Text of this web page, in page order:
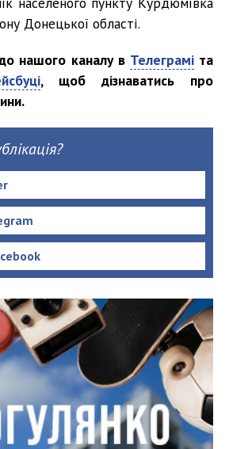
Донецької області.
нашого каналу в Телеграміта
, щоб дізнаватись про